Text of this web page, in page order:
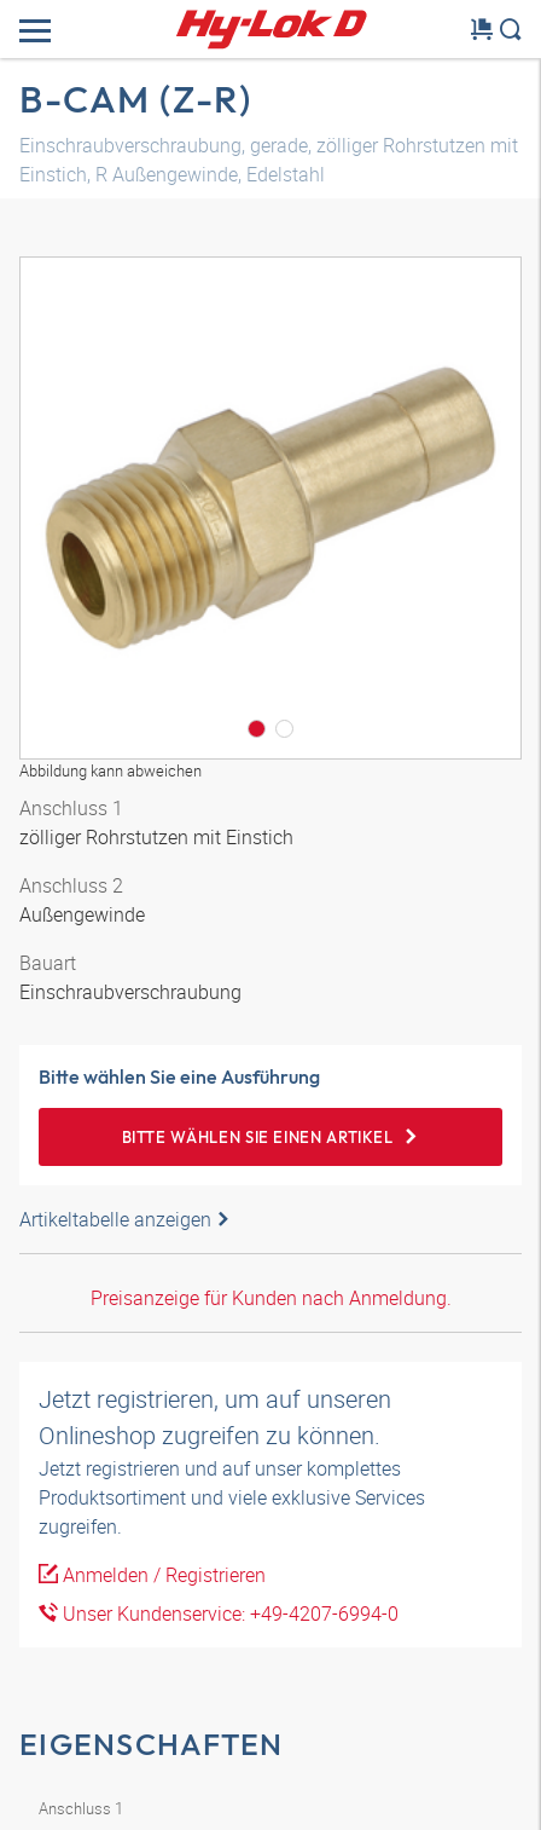
B-CAM (Z-R)
Einschraubverschraubung, gerade, zölliger Rohrstutzen mit
Einstich, R Außengewinde, Edelstahl
Abbildung kann abweichen
Anschluss 1
zölliger Rohrstutzen mit Einstich
Anschluss 2
Außengewinde
Bauart
Einschraubverschraubung
Bitte wählen Sie eine Ausführung
BITTE WÄHLEN SIE EINEN ARTIKEL
Artikeltabelle anzeigen
Preisanzeige für Kunden nach Anmeldung.
Jetzt registrieren, um auf unseren
Onlineshop zugreifen zu können.
Jetzt registrieren und auf unser komplettes
Produktsortiment und viele exklusive Services
zugreifen.
Anmelden / Registrieren
Unser Kundenservice: +49-4207-6994-0
EIGENSCHAFTEN
Anschluss 1